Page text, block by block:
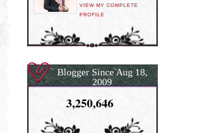
VIEW MY COMPLETE
PROFILE
Blogger Since Aug 18,
2009
3,250,646